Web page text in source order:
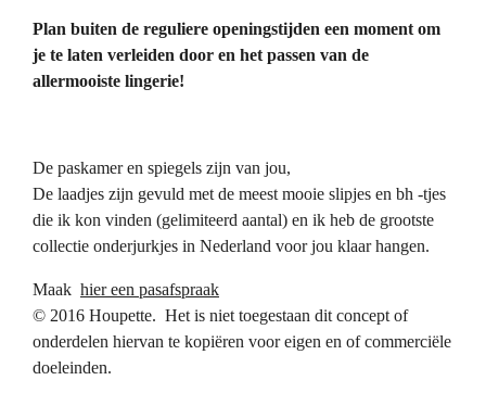
Plan buiten de reguliere openingstijden een moment om
je te laten verleiden door en het passen van de
allermooiste lingerie!
De paskamer en spiegels zijn van jou,
De laadjes zijn gevuld met de meest mooie slipjes en bh -tjes
die ik kon vinden (gelimiteerd aantal) en ik heb de grootste
collectie onderjurkjes in Nederland voor jou klaar hangen.
Maak hier een pasafspraak
© 2016 Houpette. Het is niet toegestaan dit concept of
onderdelen hiervan te kopiëren voor eigen en of commerciële
doeleinden.